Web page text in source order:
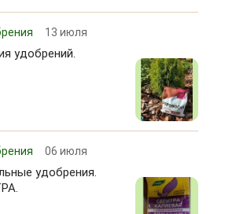
13 июля
удобрений.
06 июля
удобрения.